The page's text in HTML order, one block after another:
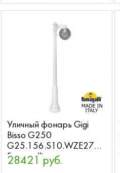
Уличный фонарь Gigi
Bisso G250
G25.156.S10.WZE27
Fumagalli
28421 руб.